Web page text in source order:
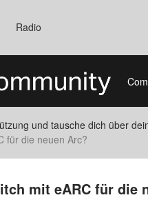
Radio
und tausche dich über
für die neuen Arc?
mit eARC für die